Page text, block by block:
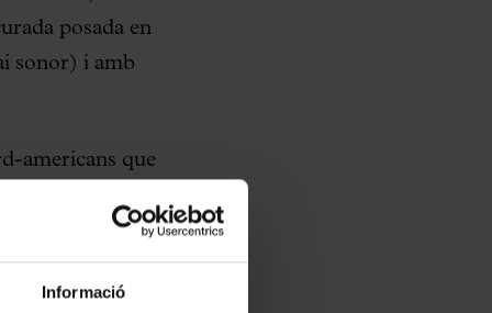
Informació
posada en
sonor) i amb
americans que
a les espatlles,
Obrirà el
amb la